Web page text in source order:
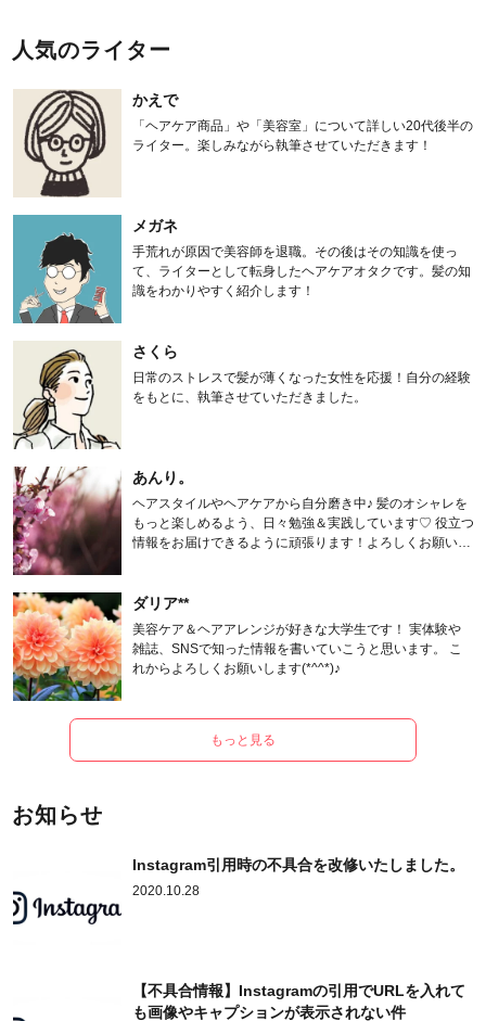
人気のライター
かえで
「ヘアケア商品」や「美容室」について詳しい20代後半の
ライター。楽しみながら執筆させていただきます！
メガネ
手荒れが原因で美容師を退職。その後はその知識を使っ
て、ライターとして転身したヘアケアオタクです。髪の知
識をわかりやすく紹介します！
さくら
日常のストレスで髪が薄くなった女性を応援！自分の経験
をもとに、執筆させていただきました。
あんり。
ヘアスタイルやヘアケアから自分磨き中♪ 髪のオシャレを
もっと楽しめるよう、日々勉強＆実践しています♡ 役立つ
情報をお届けできるように頑張ります！よろしくお願いし
ダリア**
美容ケア＆ヘアアレンジが好きな大学生です！ 実体験や
雑誌、SNSで知った情報を書いていこうと思います。 こ
れからよろしくお願いします(*^^*)♪
もっと見る
お知らせ
Instagram引用時の不具合を改修いたしました。
2020.10.28
【不具合情報】Instagramの引用でURLを入れて
も画像やキャプションが表示されない件